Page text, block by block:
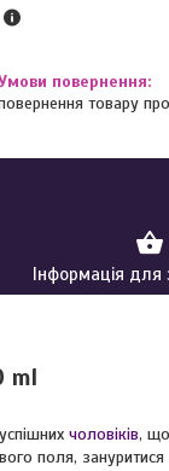
товару
Інформація
ml
чоловіків, що
поля,